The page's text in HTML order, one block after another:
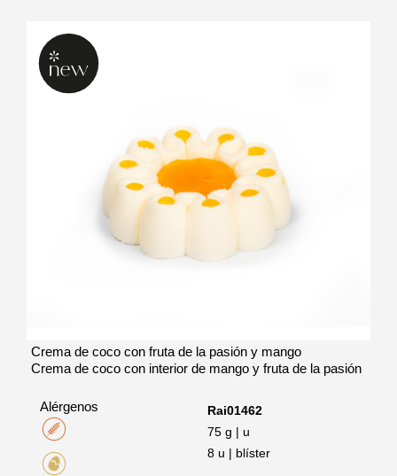
Crema de coco con fruta de la pasión y mango
Crema de coco con interior de mango y fruta de la pasión
Alérgenos
Rai01462
75 g | u
8 u | blíster